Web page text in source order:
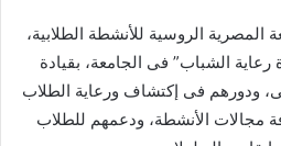
الروسية للأنشطة الطلابية،
رعاية الشباب” فى الجامعة، بقيادة
ودورهم فى إكتشاف ورعاية الطلاب
مجالات الأنشطة، ودعمهم للطلاب